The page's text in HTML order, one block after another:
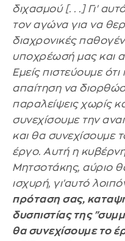
διχασμού [. . .] Γι'
τον αγώνα για να
διαχρονικές
υποχρέωσή μας και
Εμείς πιστεύουμε ότι
απαίτηση να
παραλείψεις χωρίς
συνεχίσουμε την
και θα συνεχίσουμε
έργο. Αυτή η
Μητσοτάκης, αύριο
ισχυρή, γι'αυτό
πρόταση σας,
δυσπιστίας της
θα συνεχίσουμε το